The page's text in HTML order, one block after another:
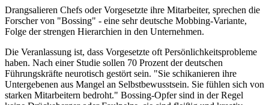
Drangsalieren Chefs oder Vorgesetzte ihre Mitarbeiter, sprechen die
Forscher von "Bossing" - eine sehr deutsche Mobbing-Variante,
Folge der strengen Hierarchien in den Unternehmen.
Die Veranlassung ist, dass Vorgesetzte oft Persönlichkeitsprobleme
haben. Nach einer Studie sollen 70 Prozent der deutschen
Führungskräfte neurotisch gestört sein. "Sie schikanieren ihre
Untergebenen aus Mangel an Selbstbewusstsein. Sie fühlen sich von
starken Mitarbeitern bedroht." Bossing-Opfer sind in der Regel